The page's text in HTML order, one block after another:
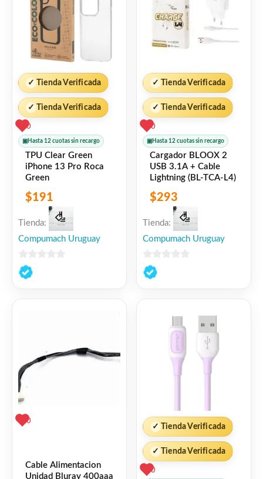
✓ Tienda Verificada
✓ Tienda Verificada
0
▣ Hasta 12 cuotas sin recargo
TPU Clear Green
iPhone 13 Pro Roca
Green
$191
Tienda:
Compumach Uruguay
0
de
✓ Tienda Verificada
✓ Tienda Verificada
0
▣ Hasta 12 cuotas sin recargo
Cargador BLOOX 2
USB 3.1A + Cable
Lightning (BL-TCA-L4)
$293
Tienda:
Compumach Uruguay
0
de
0
Cable Alimentacion
Unidad Bluray 400aaa
✓ Tienda Verificada
✓ Tienda Verificada
0